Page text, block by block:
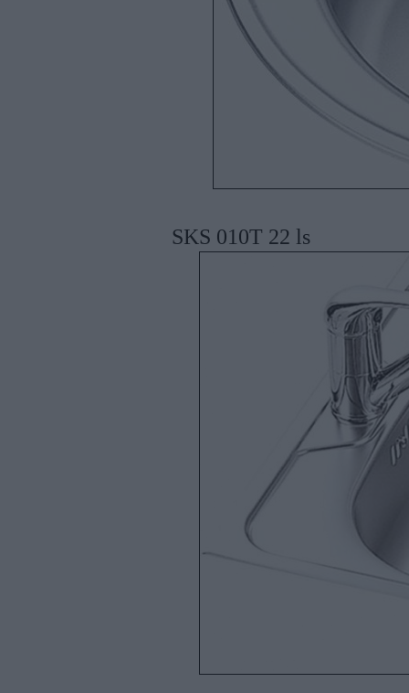
SKS 010T 22 ls